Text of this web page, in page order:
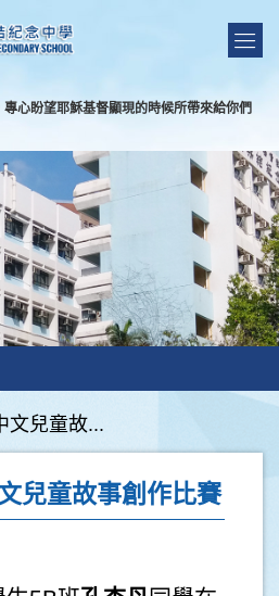
心盼望耶穌基督顯現的時候所帶來給你們
文兒童故...
兒童故事創作比賽